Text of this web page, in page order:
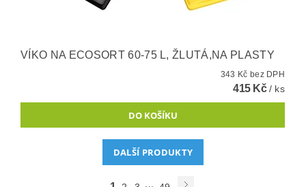
VÍKO NA ECOSORT 60-75 L, ŽLUTÁ,NA PLASTY
343 Kč bez DPH
415 Kč/ ks
DALŠÍ PRODUKTY
...